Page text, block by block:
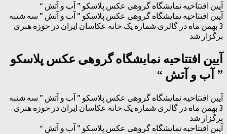
آیین افتتاحیه نمایشگاه گروهی عکس پلاسکو ” آب و آتش “
آیین افتتاحیه نمایشگاه گروهی عکس پلاسکو ” آب و آتش ” سه شنبه
3 بهمن ماه در گالری شماره یک خانه عکاسان ایران در حوزه هنری
برگزار شد
آیین افتتاحیه نمایشگاه گروهی عکس پلاسکو
” آب و آتش “
آیین افتتاحیه نمایشگاه گروهی عکس پلاسکو ” آب و آتش ” سه شنبه
3 بهمن ماه در گالری شماره یک خانه عکاسان ایران در حوزه هنری
برگزار شد
آیین افتتاحیه نمایشگاه گروهی عکس پلاسکو ” آب و آتش “